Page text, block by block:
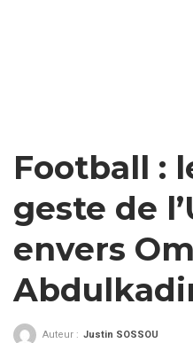
Football :
geste de
envers
Auteur : Justin SOSSOU